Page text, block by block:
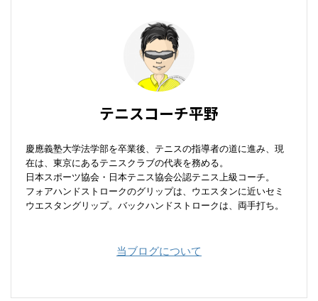
テニスコーチ平野
慶應義塾大学法学部を卒業後、テニスの指導者の道に進み、現
在は、東京にあるテニスクラブの代表を務める。
日本スポーツ協会・日本テニス協会公認テニス上級コーチ。
フォアハンドストロークのグリップは、ウエスタンに近いセミ
ウエスタングリップ。バックハンドストロークは、両手打ち。
当ブログについて